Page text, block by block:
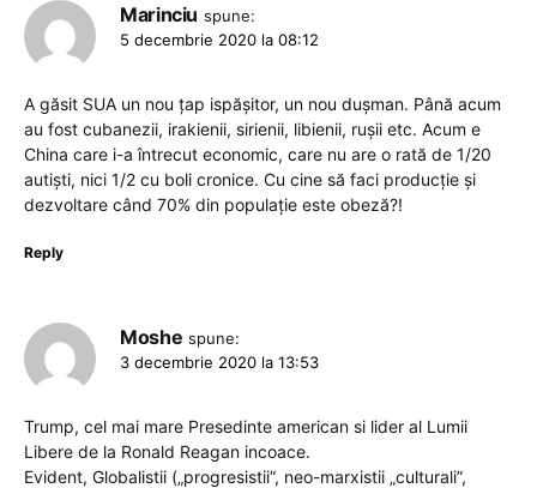
Marinciu spune:
5 decembrie 2020 la 08:12
A găsit SUA un nou țap ispășitor, un nou dușman. Până acum
au fost cubanezii, irakienii, sirienii, libienii, rușii etc. Acum e
China care i-a întrecut economic, care nu are o rată de 1/20
autiști, nici 1/2 cu boli cronice. Cu cine să faci producție și
dezvoltare când 70% din populație este obeză?!
Reply
Moshe spune:
3 decembrie 2020 la 13:53
Trump, cel mai mare Presedinte american si lider al Lumii
Libere de la Ronald Reagan incoace.
Evident, Globalistii („progresistii”, neo-marxistii „culturali”,